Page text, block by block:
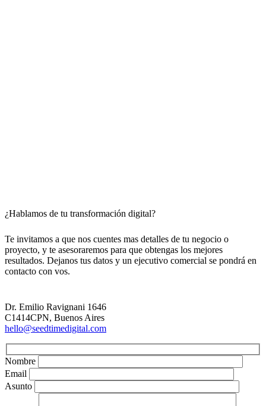
¿Hablamos de tu transformación digital?
Te invitamos a que nos cuentes mas detalles de tu negocio o
proyecto, y te asesoraremos para que obtengas los mejores
resultados. Dejanos tus datos y un ejecutivo comercial se pondrá en
contacto con vos.
Dr. Emilio Ravignani 1646
C1414CPN, Buenos Aires
hello@seedtimedigital.com
Nombre
Email
Asunto